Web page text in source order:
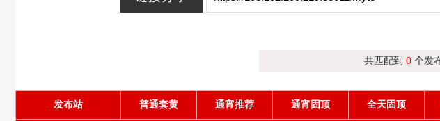
共匹配到 0 个发
发布站 普通套黄 通宵推荐 通宵固顶 全天固顶